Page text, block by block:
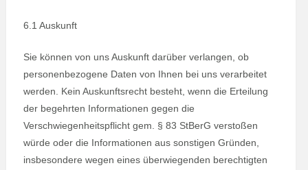
6.1 Auskunft
Sie können von uns Auskunft darüber verlangen, ob
personenbezogene Daten von Ihnen bei uns verarbeitet
werden. Kein Auskunftsrecht besteht, wenn die Erteilung
der begehrten Informationen gegen die
Verschwiegenheitspflicht gem. § 83 StBerG verstoßen
würde oder die Informationen aus sonstigen Gründen,
insbesondere wegen eines überwiegenden berechtigten